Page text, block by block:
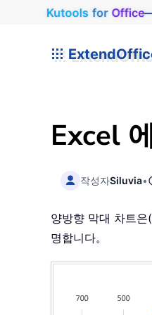
Kutools for Office
Excel
작성자Siluvia•
양방향 막대 차트
명합니다。